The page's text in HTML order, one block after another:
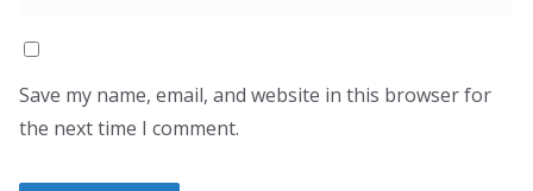
Save my name, email, and website in this browser for
the next time I comment.